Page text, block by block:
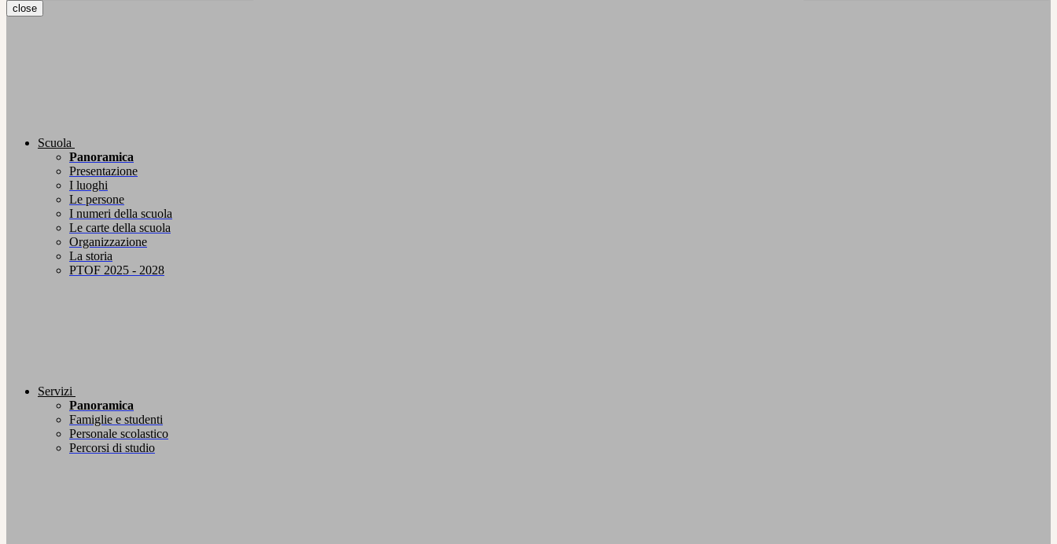
close
Scuola
Panoramica
Presentazione
I luoghi
Le persone
I numeri della scuola
Le carte della scuola
Organizzazione
La storia
PTOF 2025 - 2028
Servizi
Panoramica
Famiglie e studenti
Personale scolastico
Percorsi di studio